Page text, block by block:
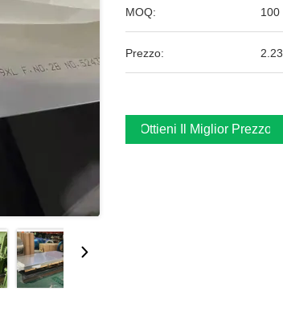
MOQ: 100
Prezzo: 2.23
Ottieni Il Miglior Prezzo